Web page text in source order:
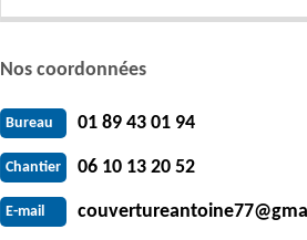
Nos coordonnées
Bureau 01 89 43 01 94
Chantier 06 10 13 20 52
E-mail